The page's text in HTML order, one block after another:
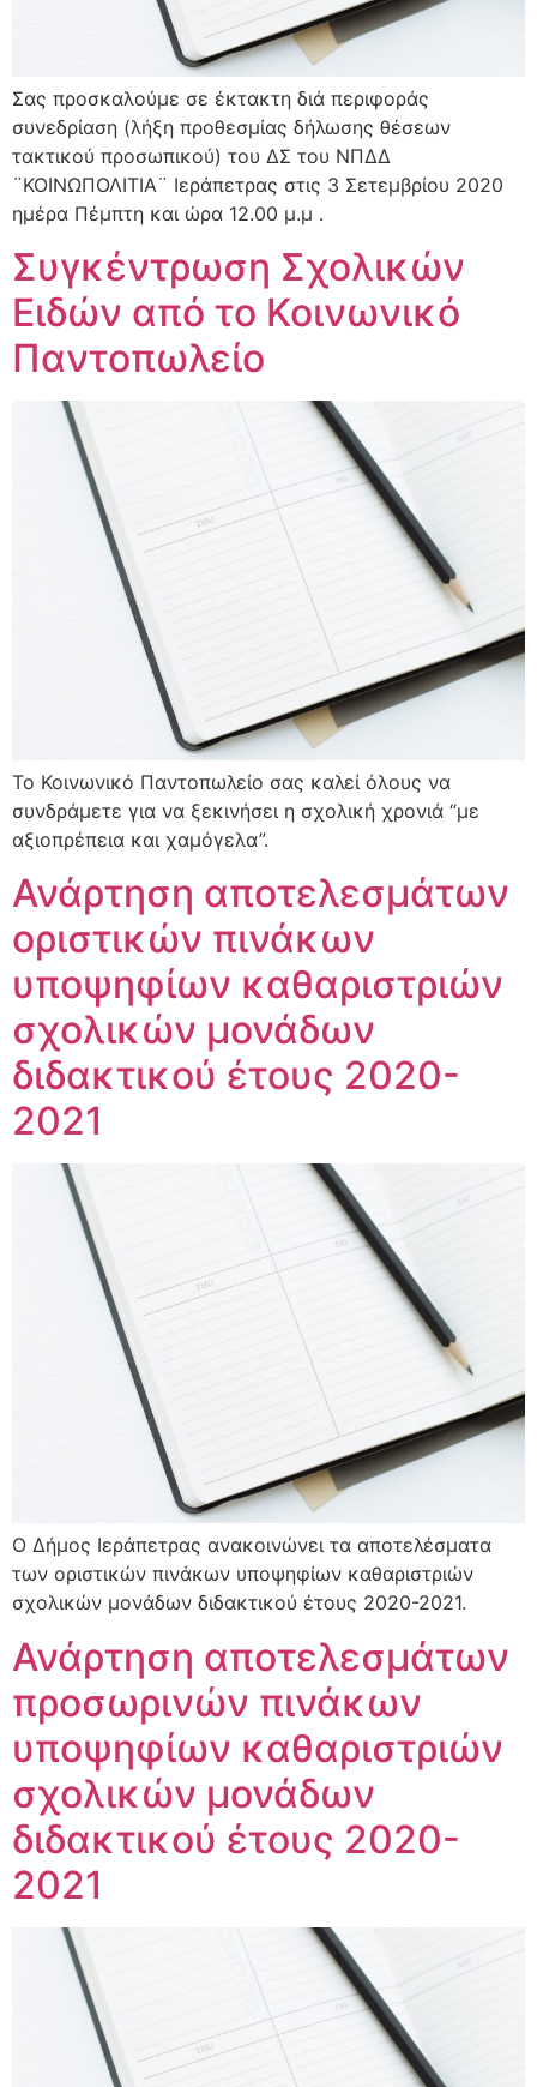
Σας προσκαλούμε σε έκτακτη διά περιφοράς
συνεδρίαση (λήξη προθεσμίας δήλωσης θέσεων
τακτικού προσωπικού) του ΔΣ του ΝΠΔΔ
¨ΚΟΙΝΩΠΟΛΙΤΙΑ¨ Ιεράπετρας στις 3 Σετεμβρίου 2020
ημέρα Πέμπτη και ώρα 12.00 μ.μ .
Συγκέντρωση Σχολικών
Ειδών από το Κοινωνικό
Παντοπωλείο
Το Κοινωνικό Παντοπωλείο σας καλεί όλους να
συνδράμετε για να ξεκινήσει η σχολική χρονιά “με
αξιοπρέπεια και χαμόγελα”.
Ανάρτηση αποτελεσμάτων
οριστικών πινάκων
υποψηφίων καθαριστριών
σχολικών μονάδων
διδακτικού έτους 2020-
2021
Ο Δήμος Ιεράπετρας ανακοινώνει τα αποτελέσματα
των οριστικών πινάκων υποψηφίων καθαριστριών
σχολικών μονάδων διδακτικού έτους 2020-2021.
Ανάρτηση αποτελεσμάτων
προσωρινών πινάκων
υποψηφίων καθαριστριών
σχολικών μονάδων
διδακτικού έτους 2020-
2021